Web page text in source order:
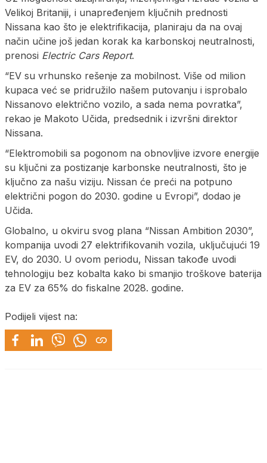
Velikoj Britaniji, i unapređenjem ključnih prednosti
Nissana kao što je elektrifikacija, planiraju da na ovaj
način učine još jedan korak ka karbonskoj neutralnosti,
prenosi Electric Cars Report.
“EV su vrhunsko rešenje za mobilnost. Više od milion
kupaca već se pridružilo našem putovanju i isprobalo
Nissanovo električno vozilo, a sada nema povratka”,
rekao je Makoto Učida, predsednik i izvršni direktor
Nissana.
“Elektromobili sa pogonom na obnovljive izvore energije
su ključni za postizanje karbonske neutralnosti, što je
ključno za našu viziju. Nissan će preći na potpuno
električni pogon do 2030. godine u Evropi”, dodao je
Učida.
Globalno, u okviru svog plana “Nissan Ambition 2030”,
kompanija uvodi 27 elektrifikovanih vozila, uključujući 19
EV, do 2030. U ovom periodu, Nissan takođe uvodi
tehnologiju bez kobalta kako bi smanjio troškove baterija
za EV za 65% do fiskalne 2028. godine.
Podijeli vijest na: